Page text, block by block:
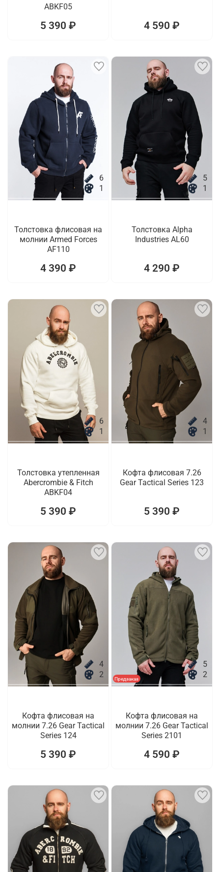
ABKF05
5 390 ₽ 4 590 ₽
6
1
Толстовка флисовая на
молнии Armed Forces
AF110
4 390 ₽
5
1
Толстовка Alpha
Industries AL60
4 290 ₽
6
1
Толстовка утепленная
Abercrombie & Fitch
ABKF04
5 390 ₽
4
1
Кофта флисовая 7.26
Gear Tactical Series 123
5 390 ₽
4
2
Кофта флисовая на
молнии 7.26 Gear Tactical
Series 124
5 390 ₽
Предзаказ
5
2
Кофта флисовая на
молнии 7.26 Gear Tactical
Series 2101
4 590 ₽